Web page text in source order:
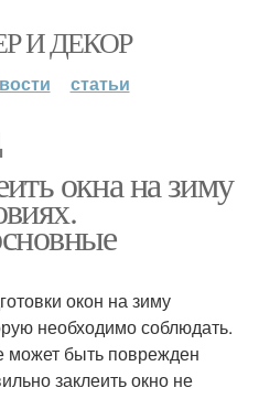
И ДЕКОР
статьи
окна на зиму
окон на зиму
необходимо соблюдать.
может быть поврежден
заклеить окно не